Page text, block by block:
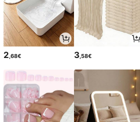
2 ,68€ 3,58€